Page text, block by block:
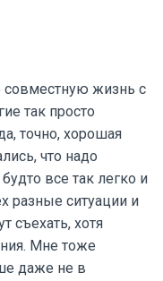
совместную жизнь с
так просто
точно, хорошая
что надо
все так легко и
разные ситуации и
съехать, хотя
Мне тоже
даже не в